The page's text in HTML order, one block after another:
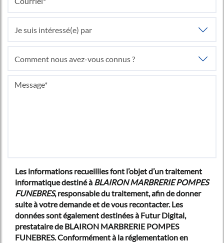
Les informations recueillies font l’objet d’un traitement
informatique destiné à BLAIRON MARBRERIE POMPES
FUNEBRES, responsable du traitement, afin de donner
suite à votre demande et de vous recontacter. Les
données sont également destinées à Futur Digital,
prestataire de BLAIRON MARBRERIE POMPES
FUNEBRES. Conformément à la réglementation en